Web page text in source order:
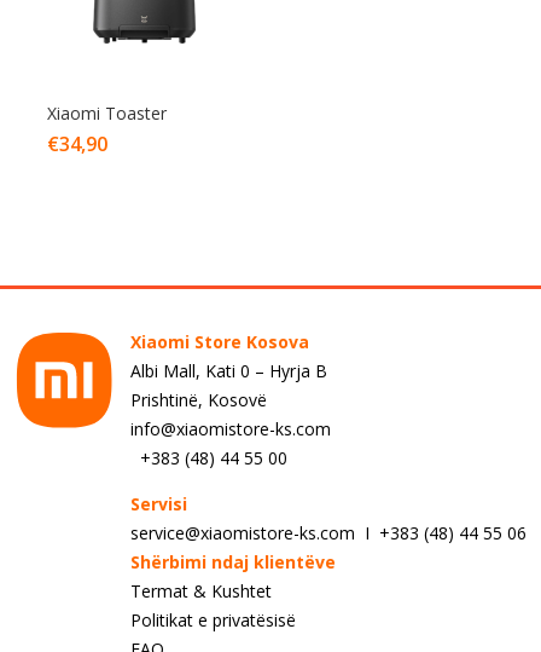
Xiaomi Toaster
€34,90
Xiaomi Store Kosova
Albi Mall, Kati 0 – Hyrja B
Prishtinë, Kosovë
info@xiaomistore-ks.com
+383 (48) 44 55 00
Servisi
service@xiaomistore-ks.com I +383 (48) 44 55 06
Shërbimi ndaj klientëve
Termat & Kushtet
Politikat e privatësisë